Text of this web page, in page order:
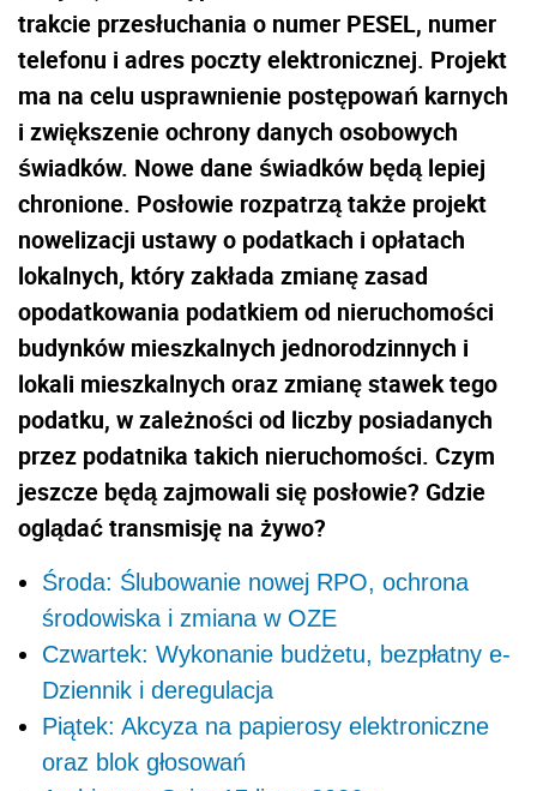
trakcie przesłuchania o numer PESEL, numer
telefonu i adres poczty elektronicznej. Projekt
ma na celu usprawnienie postępowań karnych
i zwiększenie ochrony danych osobowych
świadków. Nowe dane świadków będą lepiej
chronione. Posłowie rozpatrzą także projekt
nowelizacji ustawy o podatkach i opłatach
lokalnych, który zakłada zmianę zasad
opodatkowania podatkiem od nieruchomości
budynków mieszkalnych jednorodzinnych i
lokali mieszkalnych oraz zmianę stawek tego
podatku, w zależności od liczby posiadanych
przez podatnika takich nieruchomości. Czym
jeszcze będą zajmowali się posłowie? Gdzie
oglądać transmisję na żywo?
Środa: Ślubowanie nowej RPO, ochrona
środowiska i zmiana w OZE
Czwartek: Wykonanie budżetu, bezpłatny e-
Dziennik i deregulacja
Piątek: Akcyza na papierosy elektroniczne
oraz blok głosowań